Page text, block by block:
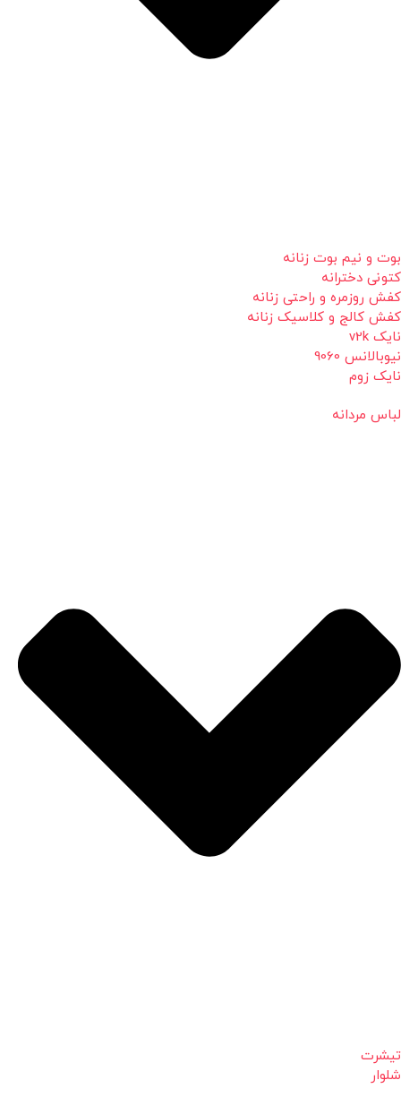
بوت و نیم بوت زنانه
کتونی دخترانه
کفش روزمره و راحتی زنانه
کفش کالج و کلاسیک زنانه
نایک v2k
نیوبالانس 9060
نایک زوم
لباس مردانه
تیشرت
شلوار